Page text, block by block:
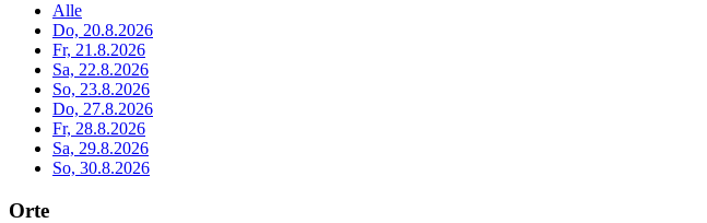
Alle
Do, 20.8.2026
Fr, 21.8.2026
Sa, 22.8.2026
So, 23.8.2026
Do, 27.8.2026
Fr, 28.8.2026
Sa, 29.8.2026
So, 30.8.2026
Orte